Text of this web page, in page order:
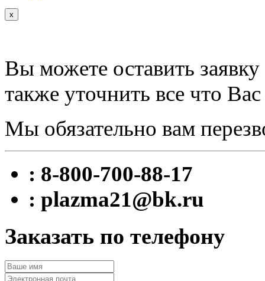
x
Вы можете оставить
также уточнить все что Вас
Мы обязательно вам
: 8-800-700-88-17
: plazma21@bk.ru
Заказать по телефону